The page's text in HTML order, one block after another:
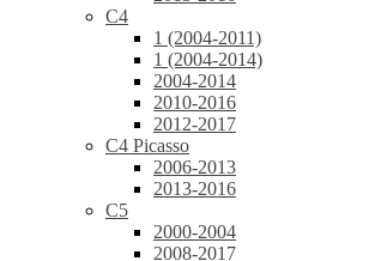
C4
1 (2004-2011)
1 (2004-2014)
2004-2014
2010-2016
2012-2017
C4 Picasso
2006-2013
2013-2016
C5
2000-2004
2008-2017